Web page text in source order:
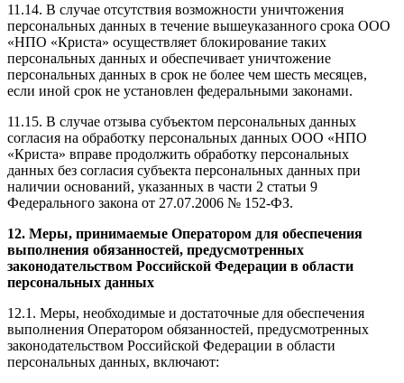
11.14. В случае отсутствия возможности уничтожения
персональных данных в течение вышеуказанного срока ООО
«НПО «Криста» осуществляет блокирование таких
персональных данных и обеспечивает уничтожение
персональных данных в срок не более чем шесть месяцев,
если иной срок не установлен федеральными законами.
11.15. В случае отзыва субъектом персональных данных
согласия на обработку персональных данных ООО «НПО
«Криста» вправе продолжить обработку персональных
данных без согласия субъекта персональных данных при
наличии оснований, указанных в части 2 статьи 9
Федерального закона от 27.07.2006 № 152-ФЗ.
12. Меры, принимаемые Оператором для обеспечения
выполнения обязанностей, предусмотренных
законодательством Российской Федерации в области
персональных данных
12.1. Меры, необходимые и достаточные для обеспечения
выполнения Оператором обязанностей, предусмотренных
законодательством Российской Федерации в области
персональных данных, включают: